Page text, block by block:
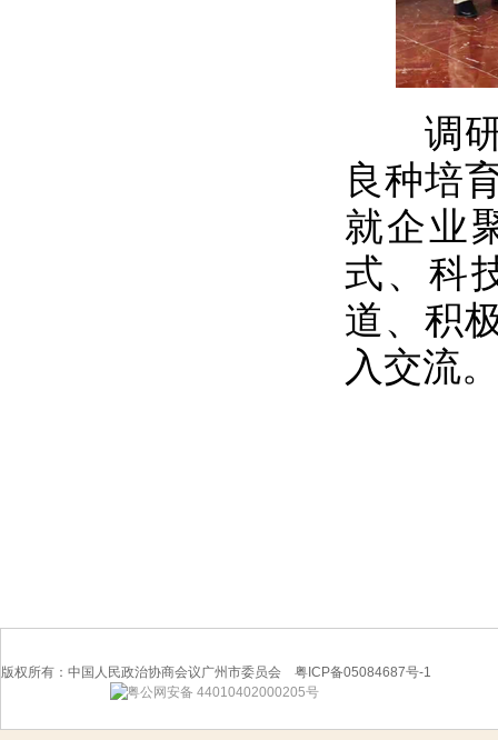
调研
良种培
就企业
式、科
道、积
入交流
版权所有：中国人民政治协商会议广州市委员会 粤ICP备05084687号-1
粤公网安备 44010402000205号